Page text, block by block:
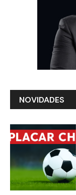
NOVIDADES